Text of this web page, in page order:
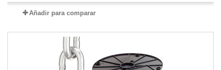
Añadir para comparar